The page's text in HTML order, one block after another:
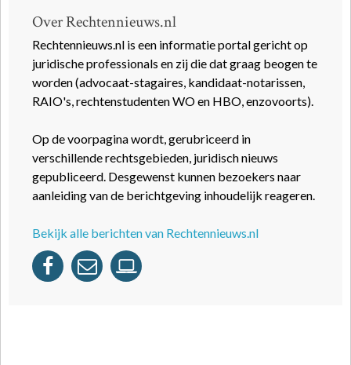
Over Rechtennieuws.nl
Rechtennieuws.nl is een informatie portal gericht op
juridische professionals en zij die dat graag beogen te
worden (advocaat-stagaires, kandidaat-notarissen,
RAIO's, rechtenstudenten WO en HBO, enzovoorts).
Op de voorpagina wordt, gerubriceerd in
verschillende rechtsgebieden, juridisch nieuws
gepubliceerd. Desgewenst kunnen bezoekers naar
aanleiding van de berichtgeving inhoudelijk reageren.
Bekijk alle berichten van Rechtennieuws.nl